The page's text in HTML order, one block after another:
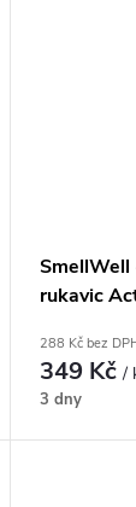
rukavic
288 Kč bez
349 Kč/
3 dny